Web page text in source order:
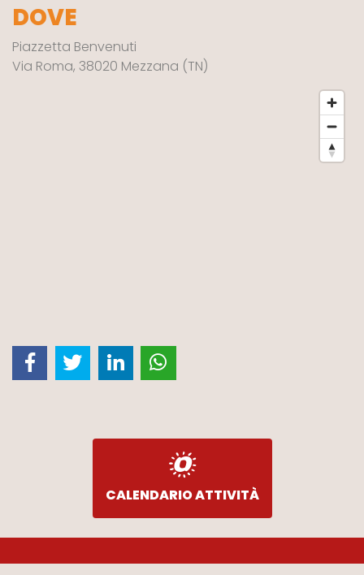
DOVE
Piazzetta Benvenuti
Via Roma, 38020 Mezzana (TN)
CALENDARIO ATTIVITÀ